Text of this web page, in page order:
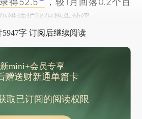
维持扩张但势头放缓。
字 订阅后继续阅读
mini+会员专享
赠送财新通单篇卡
取已订阅的阅读权限